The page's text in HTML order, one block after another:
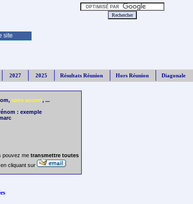
site
2027 2025 Résultats Réunion Hors Réunion Diagonale
sans accent, ...
: exemple
pouvez me transmettre toutes
en cliquant sur